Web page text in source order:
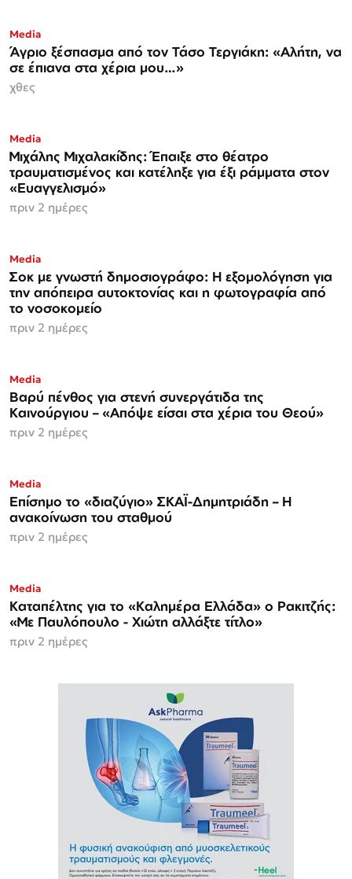
Media
Άγριο ξέσπασμα από τον Τάσο Τεργιάκη: «Αλήτη, να
σε έπιανα στα χέρια μου…»
χθες
Media
Μιχάλης Μιχαλακίδης: Έπαιξε στο θέατρο
τραυματισμένος και κατέληξε για έξι ράμματα στον
«Ευαγγελισμό»
πριν 2 ημέρες
Media
Σοκ με γνωστή δημοσιογράφο: Η εξομολόγηση για
την απόπειρα αυτοκτονίας και η φωτογραφία από
το νοσοκομείο
πριν 2 ημέρες
Media
Βαρύ πένθος για στενή συνεργάτιδα της
Καινούργιου – «Απόψε είσαι στα χέρια του Θεού»
πριν 2 ημέρες
Media
Επίσημο το «διαζύγιο» ΣΚΑΪ-Δημητριάδη – Η
ανακοίνωση του σταθμού
πριν 2 ημέρες
Media
Καταπέλτης για το «Καλημέρα Ελλάδα» ο Ρακιτζής:
«Με Παυλόπουλο - Χιώτη αλλάξτε τίτλο»
πριν 2 ημέρες